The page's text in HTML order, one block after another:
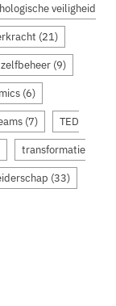
veiligheid
(21)
zelfbeheer (9)
(6)
(7) TED
transformatie
(33)